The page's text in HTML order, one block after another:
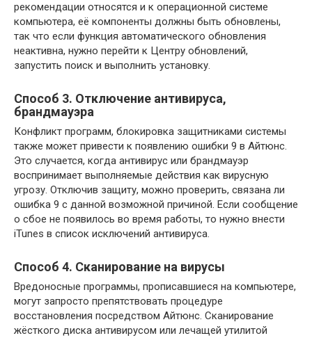
рекомендации относятся и к операционной системе
компьютера, её компоненты должны быть обновлены,
так что если функция автоматического обновления
неактивна, нужно перейти к Центру обновлений,
запустить поиск и выполнить установку.
Способ 3. Отключение антивируса,
брандмауэра
Конфликт программ, блокировка защитниками системы
также может привести к появлению ошибки 9 в Айтюнс.
Это случается, когда антивирус или брандмауэр
воспринимает выполняемые действия как вирусную
угрозу. Отключив защиту, можно проверить, связана ли
ошибка 9 с данной возможной причиной. Если сообщение
о сбое не появилось во время работы, то нужно внести
iTunes в список исключений антивируса.
Способ 4. Сканирование на вирусы
Вредоносные программы, прописавшиеся на компьютере,
могут запросто препятствовать процедуре
восстановления посредством Айтюнс. Сканирование
жёсткого диска антивирусом или лечащей утилитой